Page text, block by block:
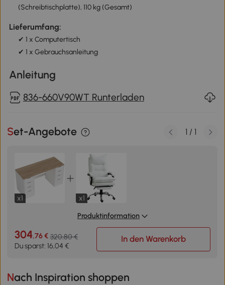
(Schreibtischplatte), 110 kg (Gesamt)
Lieferumfang:
✔ 1 x Computertisch
✔ 1 x Gebrauchsanleitung
Anleitung
836-660V90WT Runterladen
Set-Angebote
x1
x1
Produktinformation
304,76 € 320,80 €
Du sparst: 16,04 €
In den Warenkorb
1 / 1
Nach Inspiration shoppen